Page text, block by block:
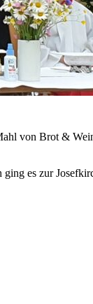
von Brot &
es zur